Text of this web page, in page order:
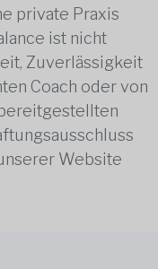
private Praxis
ist nicht
Zuverlässigkeit
Coach oder von
Website